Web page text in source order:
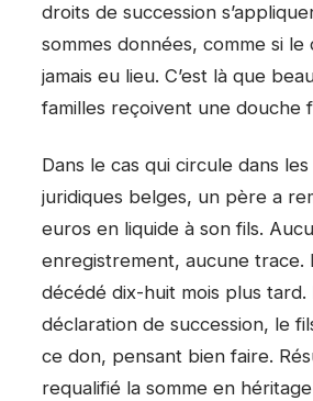
droits de succession
sommes données, comme si le
jamais eu lieu. C’est là que
familles reçoivent une douche
Dans le cas qui circule dans
juridiques belges, un père a
euros en liquide à son fils.
enregistrement, aucune trace.
décédé dix-huit mois plus tard.
déclaration de succession, le
ce don, pensant bien faire.
requalifié la somme en